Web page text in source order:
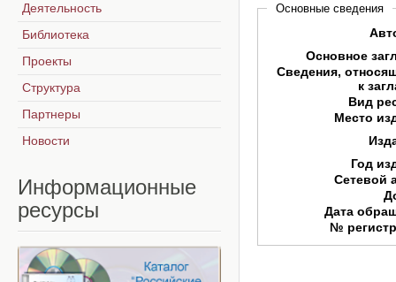
Основные сведения
Основное
Сведения,
к
Вид
Место
Год
Сетевой
Дата
№
Деятельность
Библиотека
Проекты
Структура
Партнеры
Новости
Информационные
ресурсы